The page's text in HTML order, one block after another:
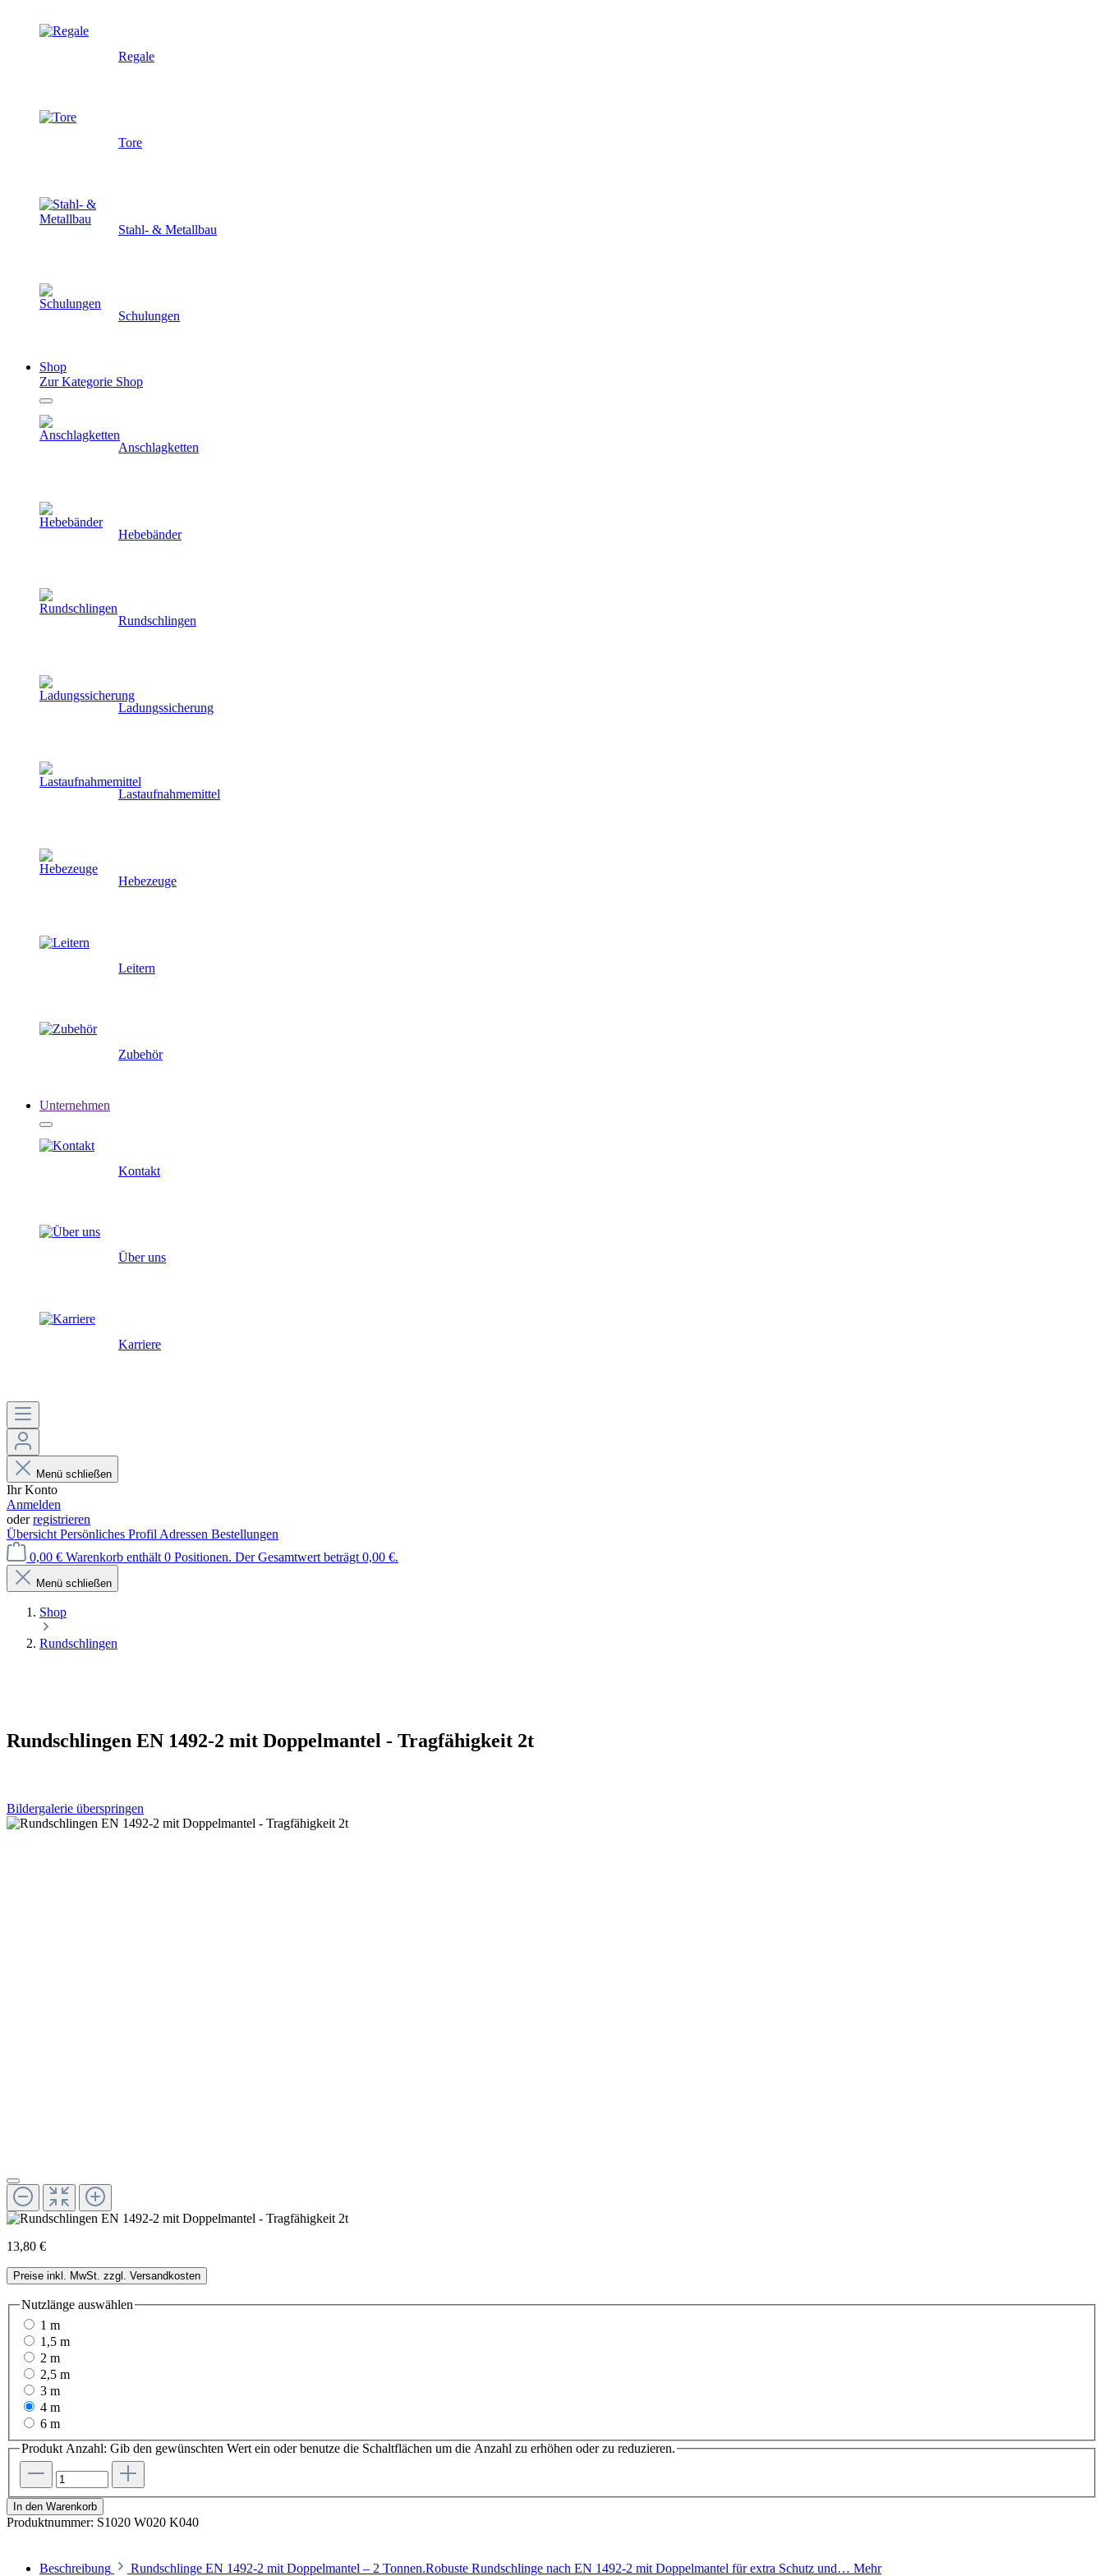
Regale
Tore
Stahl- & Metallbau
Schulungen
Shop
Zur Kategorie Shop
Anschlagketten
Hebebänder
Rundschlingen
Ladungssicherung
Lastaufnahmemittel
Hebezeuge
Leitern
Zubehör
Unternehmen
Kontakt
Über uns
Karriere
Menü schließen
Ihr Konto
Anmelden
oderregistrieren
Übersicht Persönliches Profil Adressen Bestellungen
0,00 € Warenkorb enthält 0 Positionen. Der Gesamtwert beträgt 0,00 €.
Menü schließen
Shop
Rundschlingen
Rundschlingen EN 1492-2 mit Doppelmantel - Tragfähigkeit 2t
Bildergalerie überspringen
13,80 €
Preise inkl. MwSt. zzgl. Versandkosten
Nutzlänge auswählen
1 m
1,5 m
2 m
2,5 m
3 m
4 m
6 m
Produkt Anzahl: Gib den gewünschten Wert ein oder benutze die Schaltflächen um die Anzahl zu erhöhen oder zu reduzieren.
In den Warenkorb
Produktnummer: S1020 W020 K040
Beschreibung Rundschlinge EN 1492-2 mit Doppelmantel – 2 Tonnen.Robuste Rundschlinge nach EN 1492-2 mit Doppelmantel für extra Schutz und… Mehr